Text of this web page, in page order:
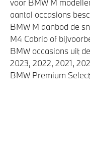
voor BMW M
aantal occasions
BMW M aanbod de
M4 Cabrio of
BMW occasions uit
2023, 2022, 2021,
BMW Premium